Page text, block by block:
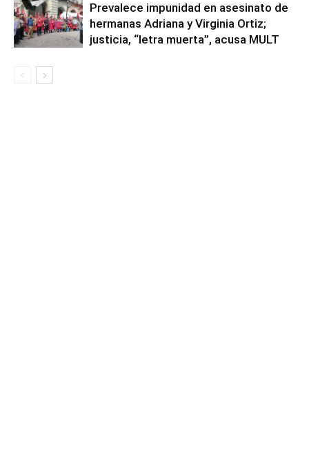
Prevalece impunidad en asesinato de
hermanas Adriana y Virginia Ortiz;
justicia, “letra muerta”, acusa MULT